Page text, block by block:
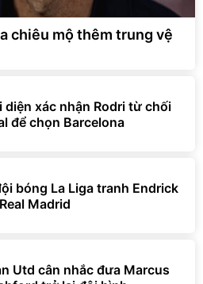
0 3 Vietnam
08-2026
KT
07-2026
0 -
KT
Singapore
07-2026
4-0 Laos
chiêu mộ thêm trung vệ
diện xác nhận Rodri từ chối
để chọn Barcelona
bóng La Liga tranh Endrick
Madrid
Utd cân nhắc đưa Marcus